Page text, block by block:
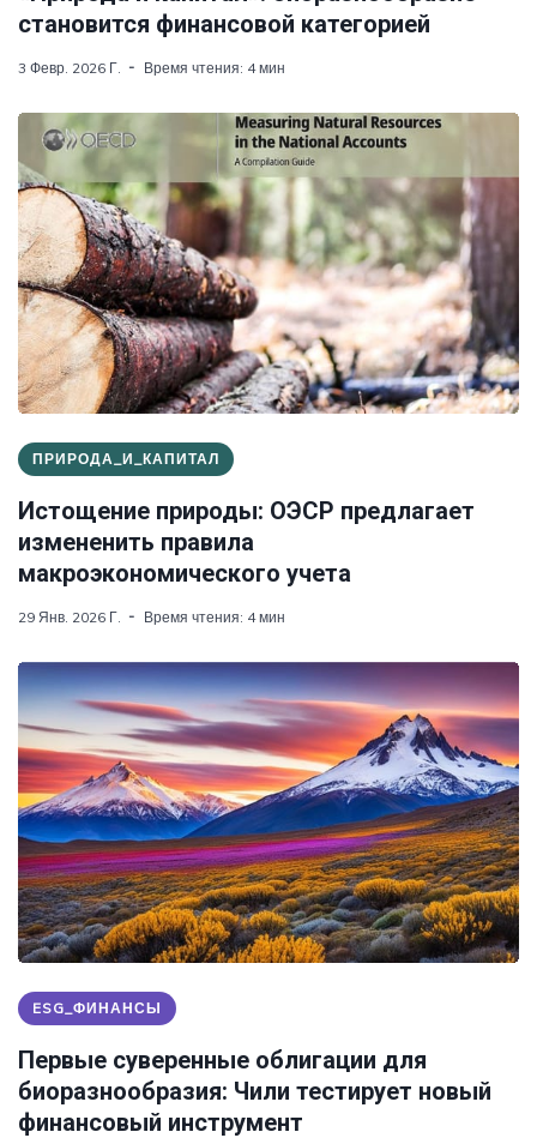
становится финансовой категорией
3 Февр. 2026 Г. Время чтения: 4 мин
ПРИРОДА_И_КАПИТАЛ
Истощение природы: ОЭСР предлагает
измененить правила
макроэкономического учета
29 Янв. 2026 Г. Время чтения: 4 мин
ESG_ФИНАНСЫ
Первые суверенные облигации для
биоразнообразия: Чили тестирует новый
финансовый инструмент